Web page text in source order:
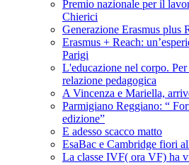
Premio nazionale per il
Chierici
Generazione Erasmus plus
Erasmus + Reach:
Parigi
L'educazione nel corpo.
relazione pedagogica
A Vincenza e Mariella,
Parmigiano Reggiano: “
edizione”
E adesso scacco matto
EsaBac e Cambridge fiori
La classe IVF( ora VF) ha